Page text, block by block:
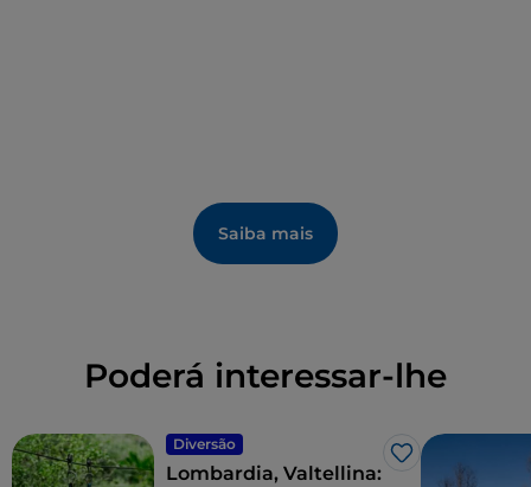
Saiba mais
Poderá interessar-lhe
Diversão
Gosto
Lombardia, Valtellina: